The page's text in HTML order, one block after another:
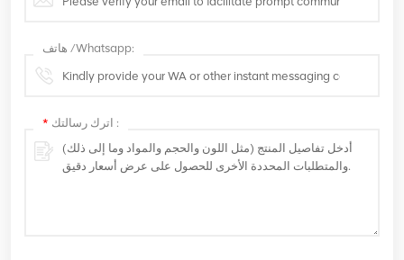
هاتف /Whatsapp:
* اترك رسالتك :